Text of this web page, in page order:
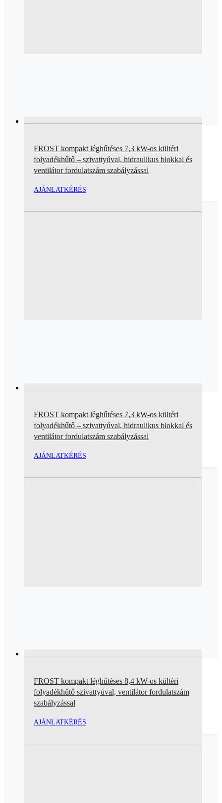
FROST kompakt léghűtéses 7,3 kW-os kültéri
folyadékhűtő – szivattyúval, hidraulikus blokkal és
ventilátor fordulatszám szabályzással
AJÁNLATKÉRÉS
FROST kompakt léghűtéses 7,3 kW-os kültéri
folyadékhűtő – szivattyúval, hidraulikus blokkal és
ventilátor fordulatszám szabályzással
AJÁNLATKÉRÉS
FROST kompakt léghűtéses 8,4 kW-os kültéri
folyadékhűtő szivattyúval, ventilátor fordulatszám
szabályzással
AJÁNLATKÉRÉS